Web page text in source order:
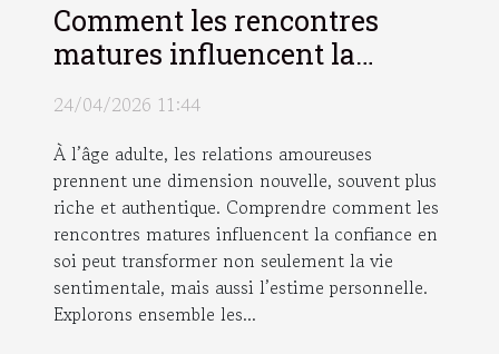
Comment les rencontres
matures influencent la
confiance en soi ?
24/04/2026 11:44
À l’âge adulte, les relations amoureuses
prennent une dimension nouvelle, souvent plus
riche et authentique. Comprendre comment les
rencontres matures influencent la confiance en
soi peut transformer non seulement la vie
sentimentale, mais aussi l’estime personnelle.
Explorons ensemble les...